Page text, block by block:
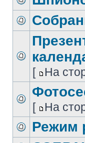
[ На
[ На
Режим